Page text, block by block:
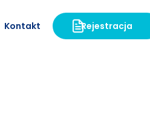
Kontakt Rejestracja